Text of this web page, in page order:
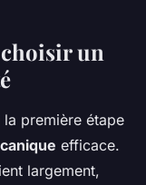
un
première étape
efficace.
largement,